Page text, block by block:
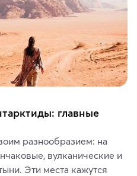
главные
разнообразием: на
вулканические и
Эти места кажутся